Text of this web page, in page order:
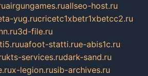
airgungames.ruallseo-host.ru
yug.rucricetc1xbetr1xbetcc2.ru
3d-file.ru
uafoot-statti.rue-abis1c.ru
kts-services.rudark-sand.ru
x-legion.rusib-archives.ru